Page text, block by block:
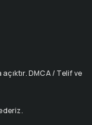
DMCA / Telif ve